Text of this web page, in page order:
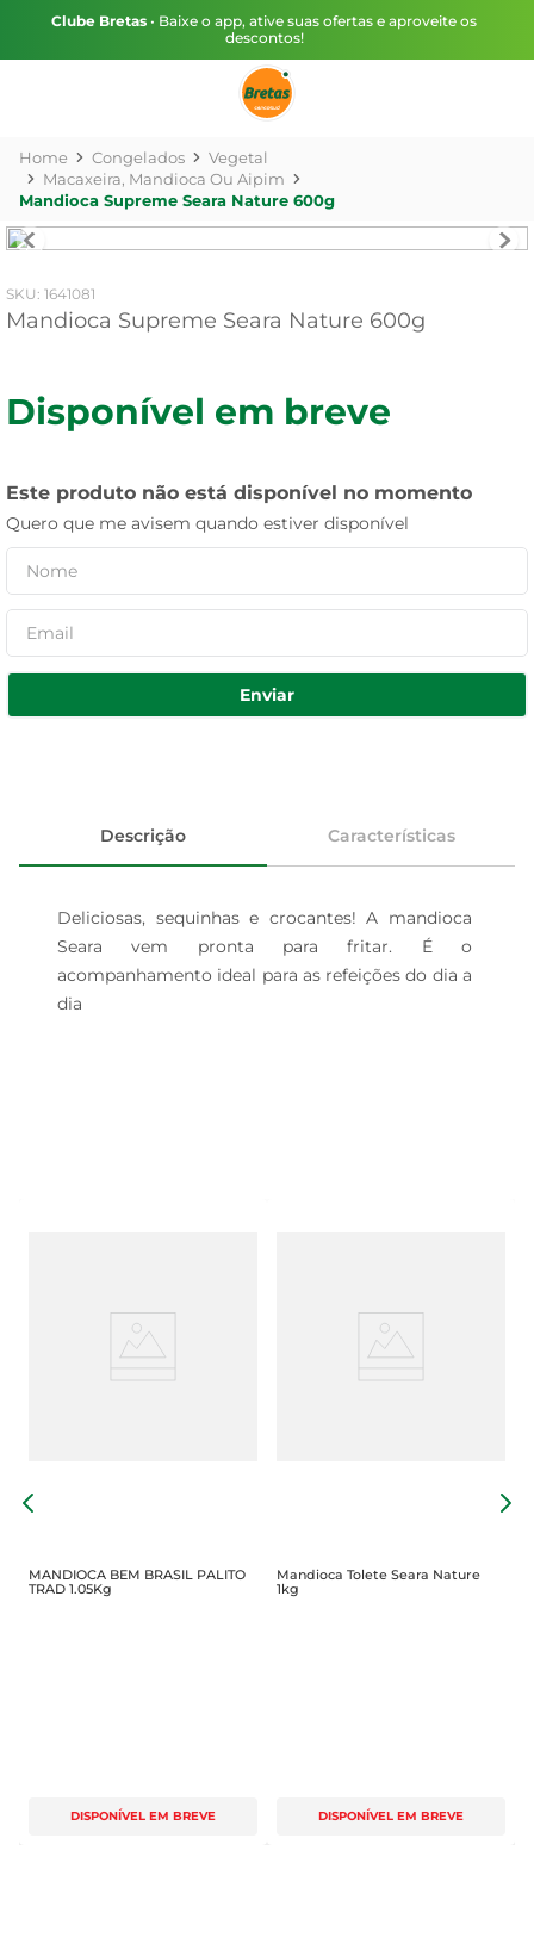
Clube Bretas • Baixe o app, ative suas ofertas e aproveite os
descontos!
Congelados
Vegetal
Macaxeira, Mandioca Ou Aipim
Mandioca Supreme Seara Nature 600g
: 1641081
Mandioca Supreme Seara Nature 600g
Disponível em breve
Este produto não está disponível no momento
Quero que me avisem quando estiver disponível
Enviar
Descrição Características
Deliciosas, sequinhas e crocantes! A mandioca
Seara vem pronta para fritar. É o
acompanhamento ideal para as refeições do dia a
dia
MANDIOCA BEM BRASIL PALITO
TRAD 1.05Kg
DISPONÍVEL EM BREVE
Mandioca Tolete Seara Nature
1kg
DISPONÍVEL EM BREVE